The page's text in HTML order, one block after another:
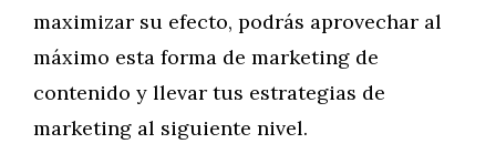
maximizar su efecto, podrás aprovechar al
máximo esta forma de marketing de
contenido y llevar tus estrategias de
marketing al siguiente nivel.